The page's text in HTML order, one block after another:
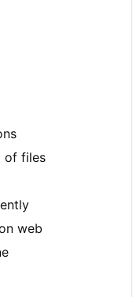
of files
web